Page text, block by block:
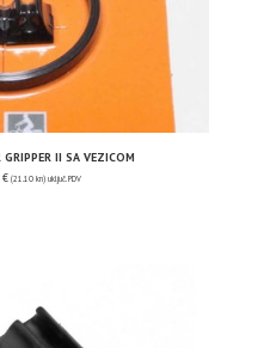
II SA VEZICOM
€ (21.10 kn) uključ. PDV